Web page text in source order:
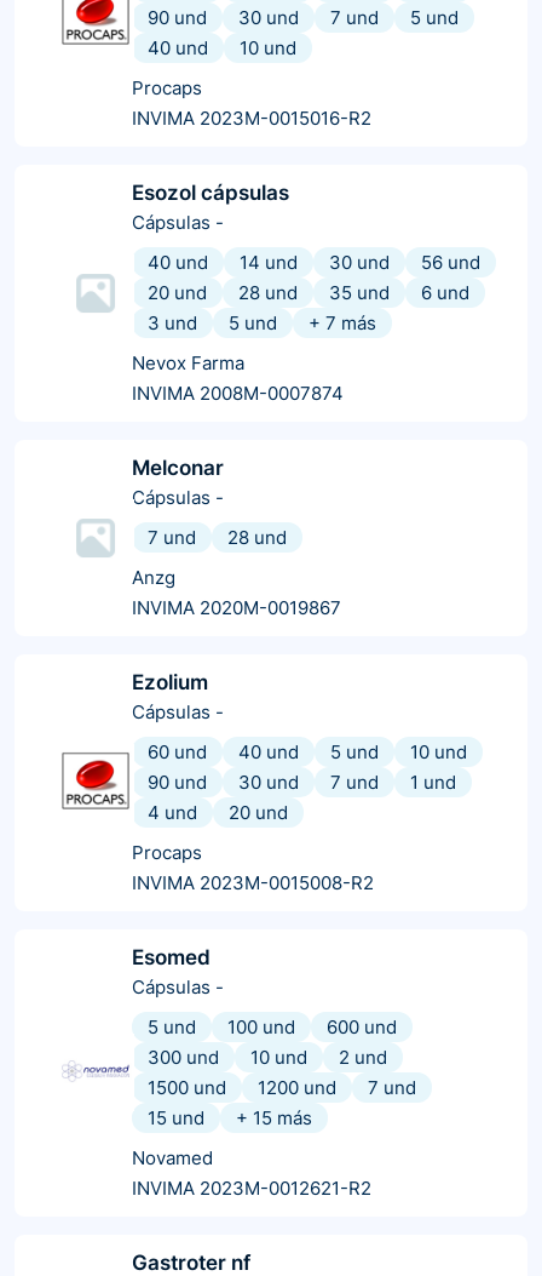
90 und
30 und 7 und
5 und
40 und
10 und
Procaps
INVIMA 2023M-0015016-R2
Esozol cápsulas
Cápsulas -
40 und
14 und 30 und
56 und
20 und
28 und 35 und
6 und
3 und
5 und + 7 más
Nevox Farma
INVIMA 2008M-0007874
Melconar
Cápsulas -
7 und
28 und
Anzg
INVIMA 2020M-0019867
Ezolium
Cápsulas -
60 und
40 und 5 und
10 und
90 und
30 und 7 und
1 und
4 und
20 und
Procaps
INVIMA 2023M-0015008-R2
Esomed
Cápsulas -
5 und
100 und
600 und
300 und
10 und
2 und
1500 und
1200 und
7 und
15 und
+ 15 más
Novamed
INVIMA 2023M-0012621-R2
Gastroter nf